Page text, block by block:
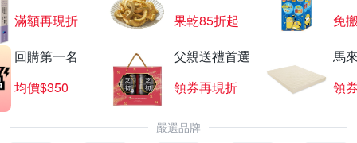
滿額再現折
果乾85折起
免
回購第一名
均價$350
父親送禮首選
領券再現折
馬
領
嚴選品牌